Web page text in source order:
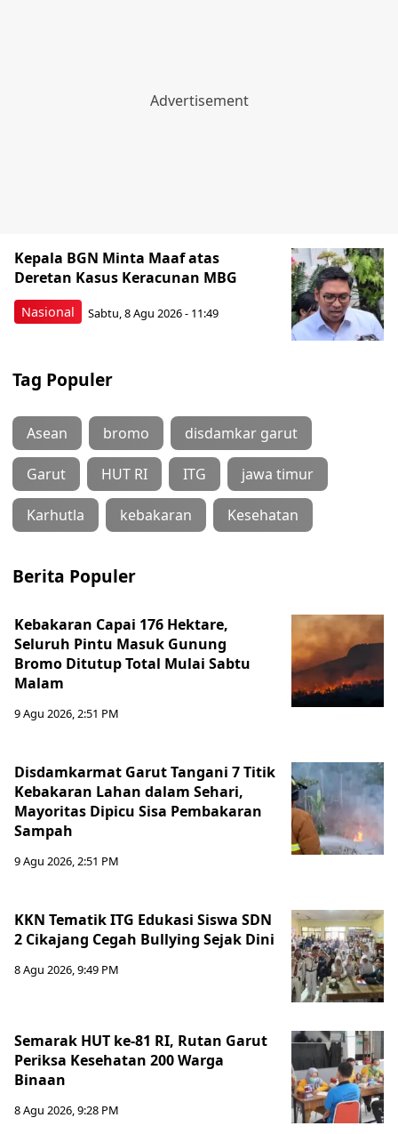
Nasional
Kepala BGN Minta Maaf atas
Deretan Kasus Keracunan MBG
Sabtu, 8 Agu 2026 - 11:49
Tag Populer
Asean bromo disdamkar garut
Garut HUT RI ITG jawa timur
Karhutla kebakaran Kesehatan
Berita Populer
Kebakaran Capai 176 Hektare,
Seluruh Pintu Masuk Gunung
Bromo Ditutup Total Mulai Sabtu
Malam
9 Agu 2026, 2:51 PM
Disdamkarmat Garut Tangani 7 Titik
Kebakaran Lahan dalam Sehari,
Mayoritas Dipicu Sisa Pembakaran
Sampah
9 Agu 2026, 2:51 PM
KKN Tematik ITG Edukasi Siswa SDN
2 Cikajang Cegah Bullying Sejak Dini
8 Agu 2026, 9:49 PM
Semarak HUT ke-81 RI, Rutan Garut
Periksa Kesehatan 200 Warga
Binaan
8 Agu 2026, 9:28 PM